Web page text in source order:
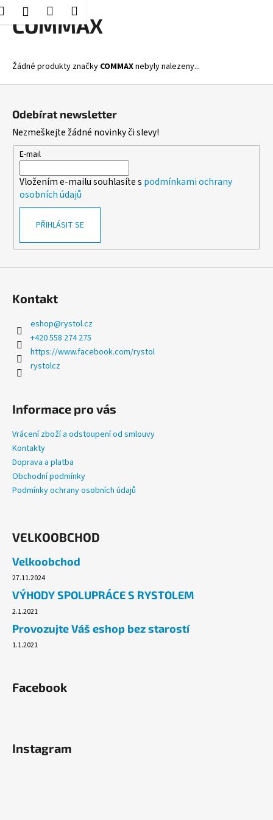
Přejít
HledatPřihlášení
Nákupní
košík
Menu
COMMAX
Žádné produkty značky COMMAXnebyly nalezeny...
K
o
Zpět
Zpět
C
o
o
t
ř
e
b
u
n
j
t
?
HLEDAT
D
o
p
u
u
j
e
m
e
ALOBAL
8M
Odebírat newsletter
Nezmeškejte žádné novinky či slevy!
E-mail
Vložením e-mailu souhlasíte s podmínkami ochrany
osobních údajů
PŘIHLÁSIT SE
Kontakt
eshop@rystol.cz
+420 558 274 275
https://www.facebook.com/rystol
rystolcz
Informace pro vás
Vrácení zboží a odstoupení od smlouvy
Kontakty
Doprava a platba
Obchodní podmínky
Podmínky ochrany osobních údajů
VELKOOBCHOD
Velkoobchod
27.11.2024
VÝHODY SPOLUPRÁCE S RYSTOLEM
2.1.2021
Provozujte Váš eshop bez starostí
1.1.2021
Facebook
Instagram